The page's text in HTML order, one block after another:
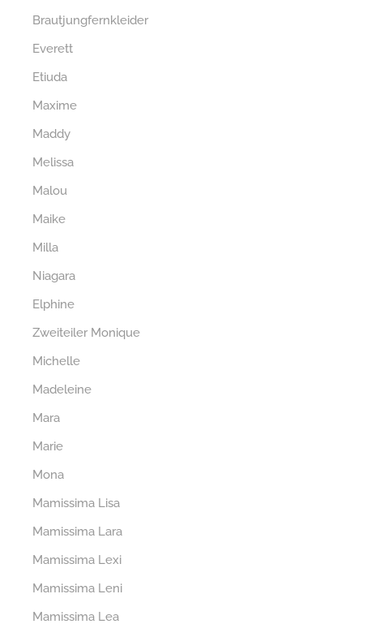
Brautjungfernkleider
Everett
Etiuda
Maxime
Maddy
Melissa
Malou
Maike
Milla
Niagara
Elphine
Zweiteiler Monique
Michelle
Madeleine
Mara
Marie
Mona
Mamissima Lisa
Mamissima Lara
Mamissima Lexi
Mamissima Leni
Mamissima Lea